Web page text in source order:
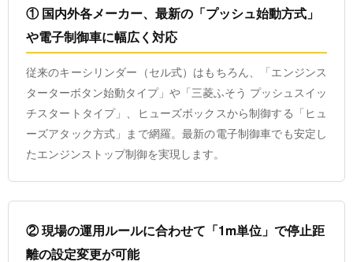
① 国内外各メーカー、最新の「プッシュ始動方式」
や電子制御車に幅広く対応
従来のキーシリンダー（セル式）はもちろん、「エンジンス
ターターボタン始動タイプ」や「三菱ふそう プッシュスイッ
チスタートタイプ」、ヒューズボックスから制御する「ヒュ
ーズアタック方式」まで網羅。最新の電子制御車でも安定し
たエンジンストップ制御を実現します。
② 現場の運用ルールに合わせて「1m単位」で停止距
離の設定変更が可能